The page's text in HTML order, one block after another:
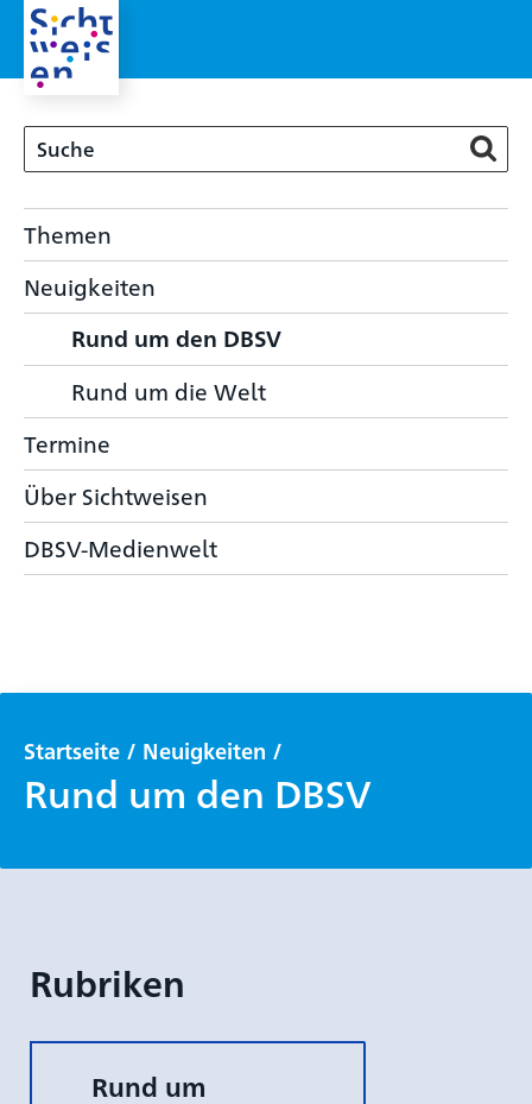
Themen
Neuigkeiten
Rund um den DBSV
Rund um die Welt
Termine
Über Sichtweisen
DBSV-Medienwelt
Startseite / Neuigkeiten /
Rund um den DBSV
Rubriken
Rund um